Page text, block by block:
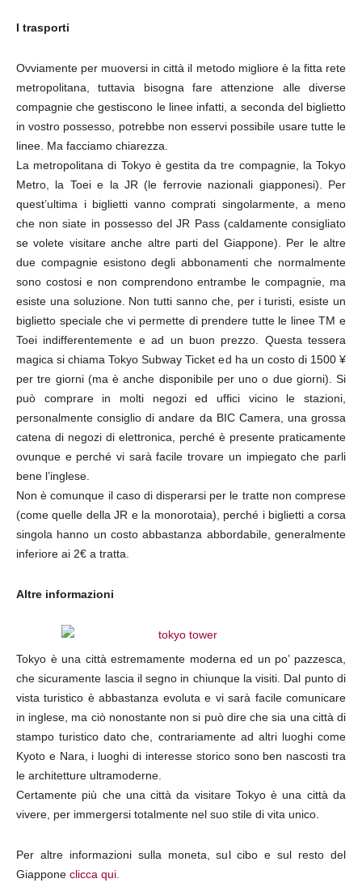
I trasporti
Ovviamente per muoversi in città il metodo migliore è la fitta rete
metropolitana, tuttavia bisogna fare attenzione alle diverse
compagnie che gestiscono le linee infatti, a seconda del biglietto
in vostro possesso, potrebbe non esservi possibile usare tutte le
linee. Ma facciamo chiarezza.
La metropolitana di Tokyo è gestita da tre compagnie, la Tokyo
Metro, la Toei e la JR (le ferrovie nazionali giapponesi). Per
quest’ultima i biglietti vanno comprati singolarmente, a meno
che non siate in possesso del JR Pass (caldamente consigliato
se volete visitare anche altre parti del Giappone). Per le altre
due compagnie esistono degli abbonamenti che normalmente
sono costosi e non comprendono entrambe le compagnie, ma
esiste una soluzione. Non tutti sanno che, per i turisti, esiste un
biglietto speciale che vi permette di prendere tutte le linee TM e
Toei indifferentemente e ad un buon prezzo. Questa tessera
magica si chiama Tokyo Subway Ticket ed ha un costo di 1500 ¥
per tre giorni (ma è anche disponibile per uno o due giorni). Si
può comprare in molti negozi ed uffici vicino le stazioni,
personalmente consiglio di andare da BIC Camera, una grossa
catena di negozi di elettronica, perché è presente praticamente
ovunque e perché vi sarà facile trovare un impiegato che parli
bene l’inglese.
Non è comunque il caso di disperarsi per le tratte non comprese
(come quelle della JR e la monorotaia), perché i biglietti a corsa
singola hanno un costo abbastanza abbordabile, generalmente
inferiore ai 2€ a tratta.
Altre informazioni
Tokyo è una città estremamente moderna ed un po’ pazzesca,
che sicuramente lascia il segno in chiunque la visiti. Dal punto di
vista turistico è abbastanza evoluta e vi sarà facile comunicare
in inglese, ma ciò nonostante non si può dire che sia una città di
stampo turistico dato che, contrariamente ad altri luoghi come
Kyoto e Nara, i luoghi di interesse storico sono ben nascosti tra
le architetture ultramoderne.
Certamente più che una città da visitare Tokyo è una città da
vivere, per immergersi totalmente nel suo stile di vita unico.
Per altre informazioni sulla moneta, sul cibo e sul resto del
Giappone clicca qui.